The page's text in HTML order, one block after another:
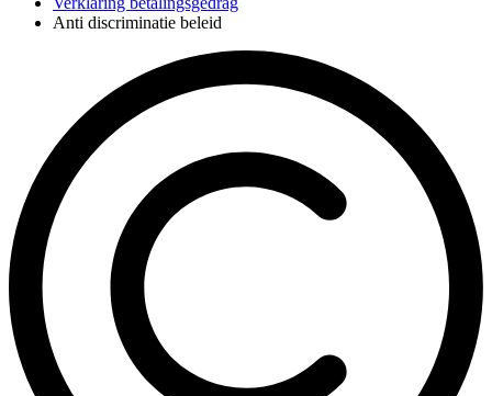
Anti discriminatie beleid